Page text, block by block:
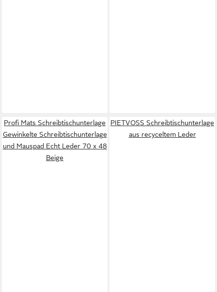
Profi Mats Schreibtischunterlage
Gewinkelte Schreibtischunterlage
und Mauspad Echt Leder 70 x 48
Beige
PIETVOSS Schreibtischunterlage
aus recyceltem Leder